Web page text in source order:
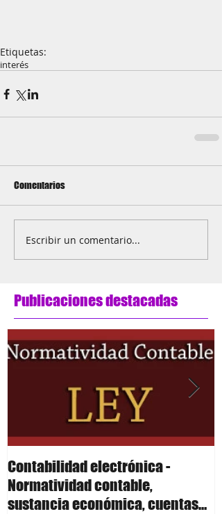
Publicaciones destacadas
Etiquetas:
interés
Comentarios
Escribir un comentario...
Contabilidad electrónica -
Normatividad contable,
sustancia económica, cuentas